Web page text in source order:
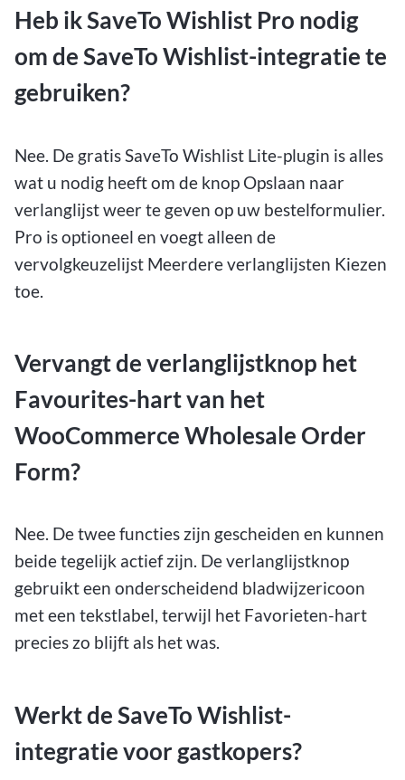
Heb ik SaveTo Wishlist Pro nodig
om de SaveTo Wishlist-integratie te
gebruiken?
Nee. De gratis SaveTo Wishlist Lite-plugin is alles
wat u nodig heeft om de knop Opslaan naar
verlanglijst weer te geven op uw bestelformulier.
Pro is optioneel en voegt alleen de
vervolgkeuzelijst Meerdere verlanglijsten Kiezen
toe.
Vervangt de verlanglijstknop het
Favourites-hart van het
WooCommerce Wholesale Order
Form?
Nee. De twee functies zijn gescheiden en kunnen
beide tegelijk actief zijn. De verlanglijstknop
gebruikt een onderscheidend bladwijzericoon
met een tekstlabel, terwijl het Favorieten-hart
precies zo blijft als het was.
Werkt de SaveTo Wishlist-
integratie voor gastkopers?